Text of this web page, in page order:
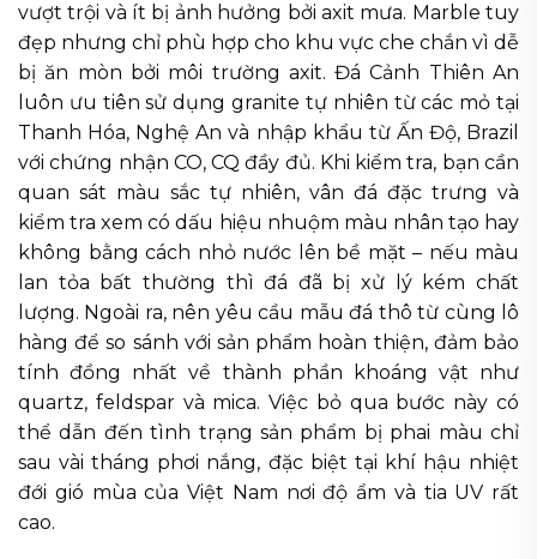
vượt trội và ít bị ảnh hưởng bởi axit mưa. Marble tuy
đẹp nhưng chỉ phù hợp cho khu vực che chắn vì dễ
bị ăn mòn bởi môi trường axit. Đá Cảnh Thiên An
luôn ưu tiên sử dụng granite tự nhiên từ các mỏ tại
Thanh Hóa, Nghệ An và nhập khẩu từ Ấn Độ, Brazil
với chứng nhận CO, CQ đầy đủ. Khi kiểm tra, bạn cần
quan sát màu sắc tự nhiên, vân đá đặc trưng và
kiểm tra xem có dấu hiệu nhuộm màu nhân tạo hay
không bằng cách nhỏ nước lên bề mặt – nếu màu
lan tỏa bất thường thì đá đã bị xử lý kém chất
lượng. Ngoài ra, nên yêu cầu mẫu đá thô từ cùng lô
hàng để so sánh với sản phẩm hoàn thiện, đảm bảo
tính đồng nhất về thành phần khoáng vật như
quartz, feldspar và mica. Việc bỏ qua bước này có
thể dẫn đến tình trạng sản phẩm bị phai màu chỉ
sau vài tháng phơi nắng, đặc biệt tại khí hậu nhiệt
đới gió mùa của Việt Nam nơi độ ẩm và tia UV rất
cao.